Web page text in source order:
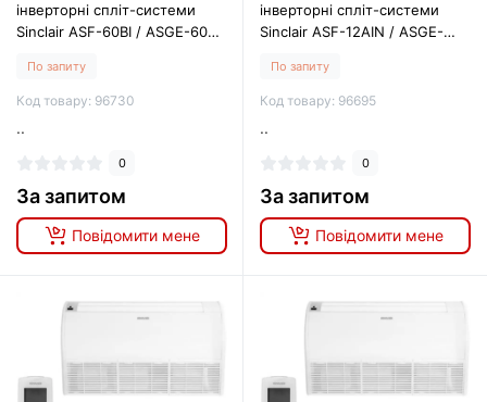
інверторні спліт-системи
Sinclair ASF-60BI / ASGE-60BI-
По запиту
Код товару: 96730
..
0
За запитом
Повідомити мене
інверторні спліт-системи
Sinclair ASF-12AIN / ASGE-
По запиту
Код товару: 96695
..
0
За запитом
Повідомити мене